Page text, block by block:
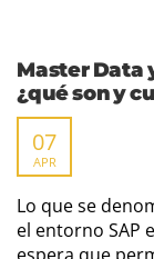
Master Data
¿qué son y
07
APR
Lo que se
el entorno SAP